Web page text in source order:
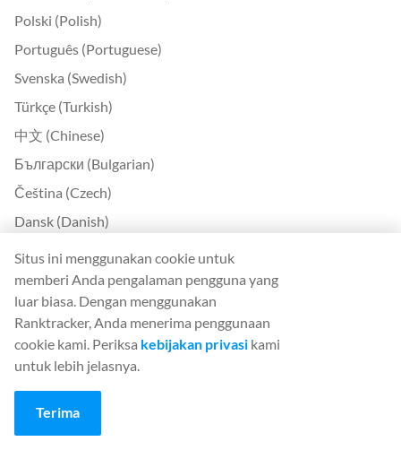
Polski (Polish)
Português (Portuguese)
Svenska (Swedish)
Türkçe (Turkish)
中文 (Chinese)
Български (Bulgarian)
Čeština (Czech)
Dansk (Danish)
Ελληνικά (Greek)
Eesti (Estonian)
Suomi (Finnish)
Magyar (Hungarian)
Indonesia (Indonesian)
Lietuvių (Lithuanian)
Latviešu (Latvian)
Situs ini menggunakan cookie untuk
memberi Anda pengalaman pengguna yang
luar biasa. Dengan menggunakan
Ranktracker, Anda menerima penggunaan
cookie kami. Periksa kebijakan privasi kami
untuk lebih jelasnya.
Terima